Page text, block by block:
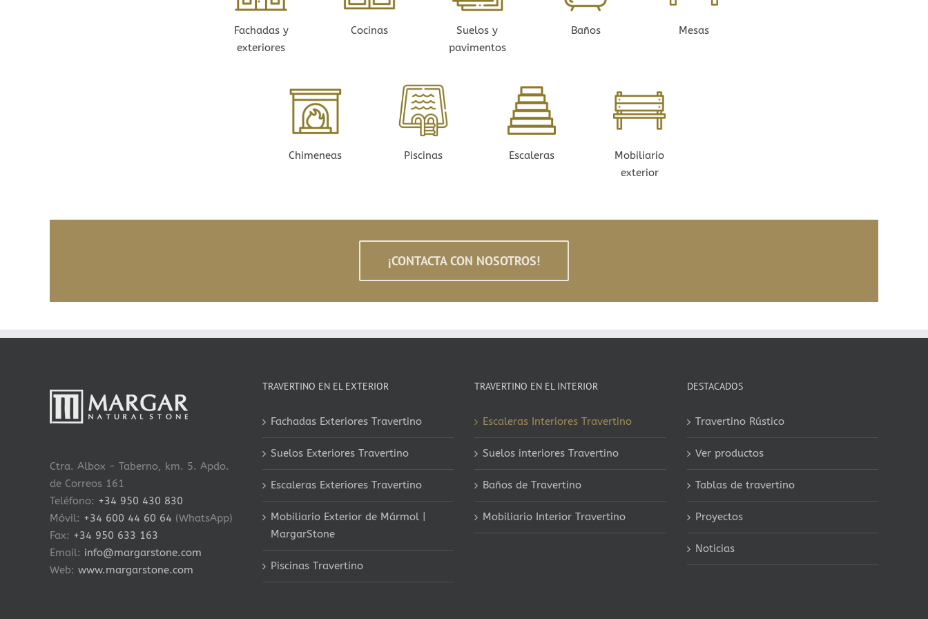
Fachadas y
exteriores
Cocinas
Suelos y
pavimentos
Baños Mesas
Chimeneas Piscinas Escaleras
Mobiliario
exterior
¡CONTACTA CON NOSOTROS!
Ctra. Albox - Taberno, km. 5. Apdo.
de Correos 161
Teléfono: +34 950 430 830
Móvil: +34 600 44 60 64 (WhatsApp)
Fax: +34 950 633 163
Email: info@margarstone.com
Web: www.margarstone.com
TRAVERTINO EN EL EXTERIOR
Fachadas Exteriores Travertino
Suelos Exteriores Travertino
Escaleras Exteriores Travertino
Mobiliario Exterior de Mármol |
MargarStone
Piscinas Travertino
TRAVERTINO EN EL INTERIOR
Escaleras Interiores Travertino
Suelos interiores Travertino
Baños de Travertino
Mobiliario Interior Travertino
DESTACADOS
Travertino Rústico
Ver productos
Tablas de travertino
Proyectos
Noticias